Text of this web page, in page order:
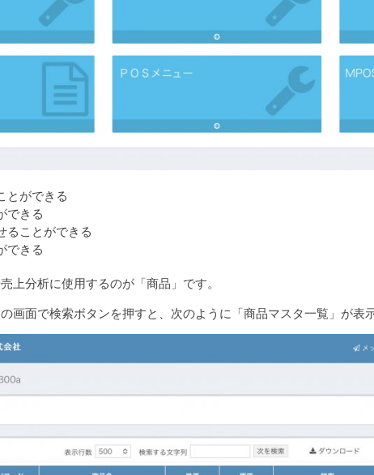
とができる
できる
ることができる
できる
上分析に使用するのが「商品」です。
画面で検索ボタンを押すと、次のように「商品マスタ一覧」が表